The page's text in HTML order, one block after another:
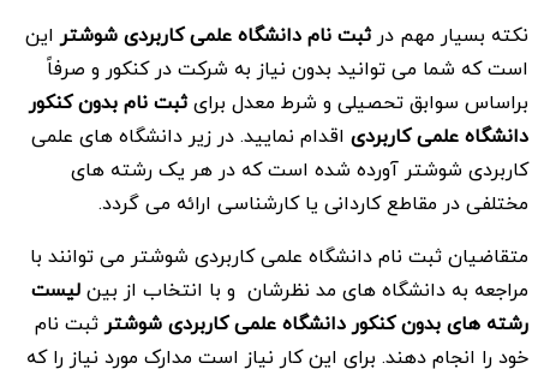
نکته بسیار مهم درثبت نام دانشگاه علمی کاربردیشوشتر این
است که شما می توانید بدون نیاز به شرکت در کنکور و صرفاً
براساس سوابق تحصیلی و شرط معدل برایثبت نام بدون کنکور
دانشگاه علمی کاربردی اقدام نمایید. در زیر دانشگاه های علمی
کاربردی شوشتر آورده شده است که در هر یک رشته های
مختلفی در مقاطع کاردانی یا کارشناسی ارائه می گردد.
متقاضیان ثبت نام دانشگاه علمی کاربردی شوشتر می توانند با
مراجعه به دانشگاه های مد نظرشان و با انتخاب از بینلیست
رشته های بدون کنکور دانشگاه علمی کاربردیشوشتر ثبت نام
خود را انجام دهند. برای این کار نیاز است مدارک مورد نیاز را که